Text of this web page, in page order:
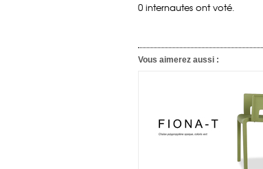
0 internautes ont voté.
Vous aimerez aussi :